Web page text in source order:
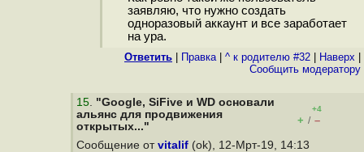
заявляю, что нужно создать
одноразовый аккаунт и все заработает
на ура.
Ответить Правка| ^ к родителю #32 Наверх
Cообщить модератору
15. "Google, SiFive и WD основали
альянс для продвижения
открытых..."
+4
+ / –
Сообщение от vitalif (ok), 12-Мрт-19, 14:13